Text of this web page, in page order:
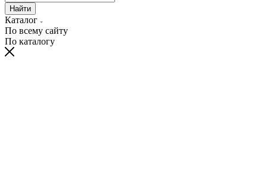
Найти
Каталог
По всему сайту
По каталогу